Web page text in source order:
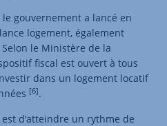
gouvernement a lancé en
logement, également
Selon le Ministère de la
fiscal est ouvert à tous
dans un logement locatif
[6].
d'atteindre un rythme de